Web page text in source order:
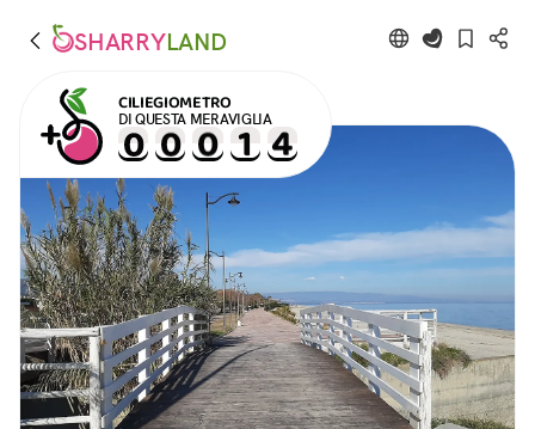
SHARRYLAND
CILIEGIOMETRO
DI QUESTA MERAVIGLIA